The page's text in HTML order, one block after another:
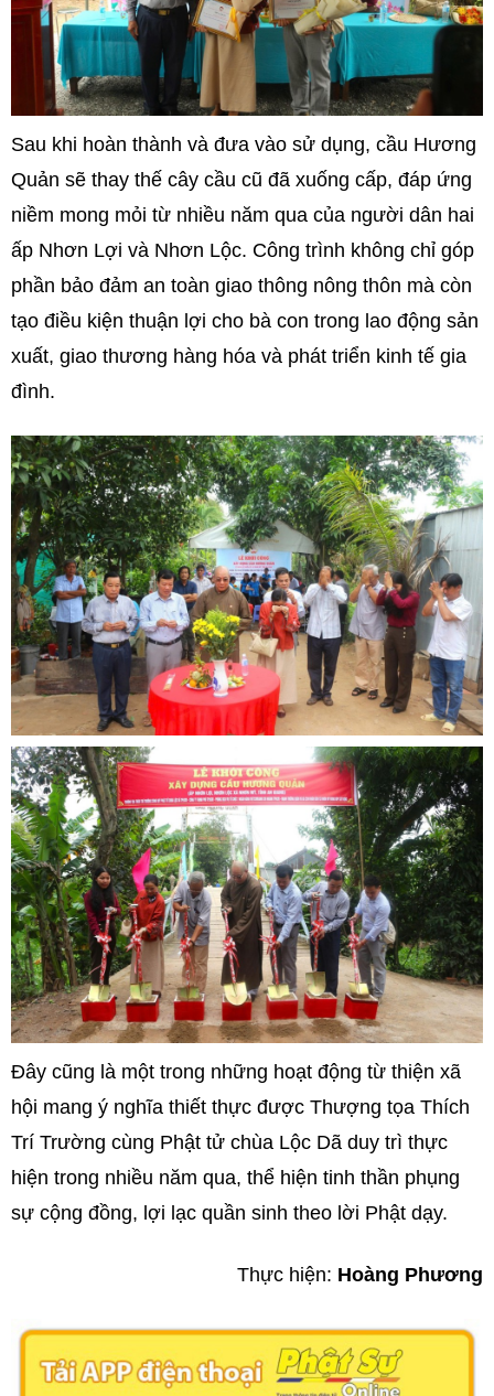
Sau khi hoàn thành và đưa vào sử dụng, cầu Hương
Quản sẽ thay thế cây cầu cũ đã xuống cấp, đáp ứng
niềm mong mỏi từ nhiều năm qua của người dân hai
ấp Nhơn Lợi và Nhơn Lộc. Công trình không chỉ góp
phần bảo đảm an toàn giao thông nông thôn mà còn
tạo điều kiện thuận lợi cho bà con trong lao động sản
xuất, giao thương hàng hóa và phát triển kinh tế gia
đình.
Đây cũng là một trong những hoạt động từ thiện xã
hội mang ý nghĩa thiết thực được Thượng tọa Thích
Trí Trường cùng Phật tử chùa Lộc Dã duy trì thực
hiện trong nhiều năm qua, thể hiện tinh thần phụng
sự cộng đồng, lợi lạc quần sinh theo lời Phật dạy.
Thực hiện: Hoàng Phương